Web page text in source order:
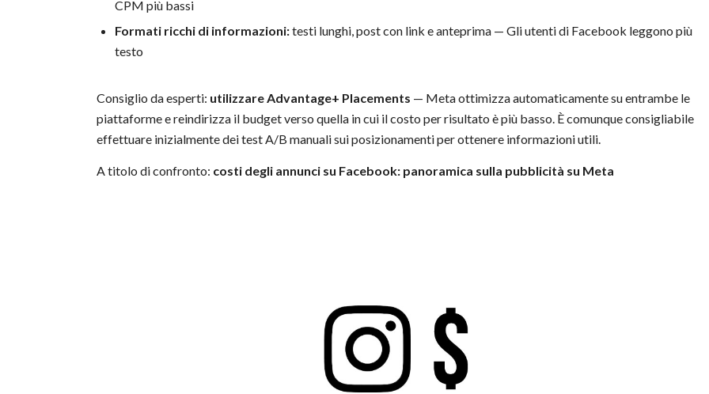
CPM più bassi
Formati ricchi di informazioni:testi lunghi, post con link e anteprima — Gli utenti di Facebook leggono più
testo
Consiglio da esperti: utilizzare Advantage+ Placements — Meta ottimizza automaticamente su entrambe le
piattaforme e reindirizza il budget verso quella in cui il costo per risultato è più basso. È comunque consigliabile
effettuare inizialmente dei test A/B manuali sui posizionamenti per ottenere informazioni utili.
A titolo di confronto: costi degli annunci su Facebook: panoramica sulla pubblicità su Meta